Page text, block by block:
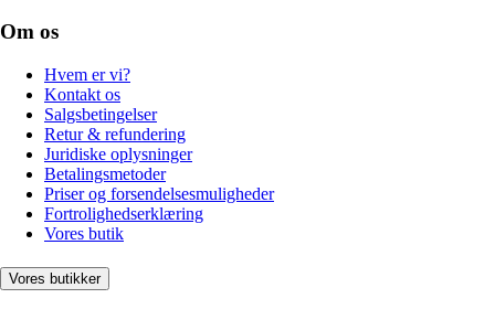
Om os
Hvem er vi?
Kontakt os
Salgsbetingelser
Retur & refundering
Juridiske oplysninger
Betalingsmetoder
Priser og forsendelsesmuligheder
Fortrolighedserklæring
Vores butik
Vores butikker